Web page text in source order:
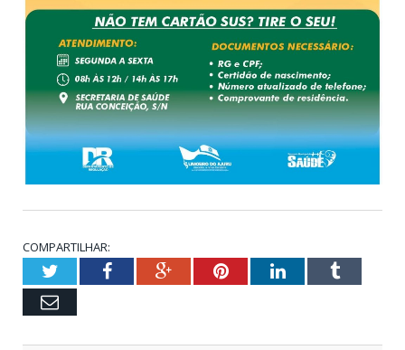
COMPARTILHAR:
TwitterFacebookGoogle+PinterestLinkedInTumblr
Email